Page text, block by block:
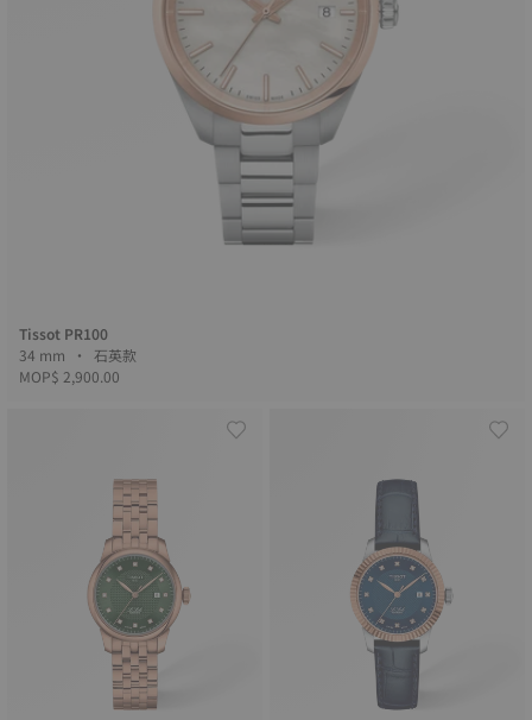
Tissot PR100
34 mm • 石英款
MOP$ 2,900.00